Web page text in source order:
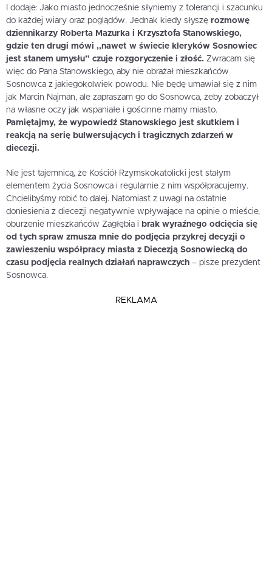
I dodaje: Jako miasto jednocześnie słyniemy z tolerancji i szacunku
do każdej wiary oraz poglądów. Jednak kiedy słyszę rozmowę
dziennikarzy Roberta Mazurka i Krzysztofa Stanowskiego,
gdzie ten drugi mówi ,,nawet w świecie kleryków Sosnowiec
jest stanem umysłu” czuje rozgoryczenie i złość. Zwracam się
więc do Pana Stanowskiego, aby nie obrażał mieszkańców
Sosnowca z jakiegokolwiek powodu. Nie będę umawiał się z nim
jak Marcin Najman, ale zapraszam go do Sosnowca, żeby zobaczył
na własne oczy jak wspaniałe i gościnne mamy miasto.
Pamiętajmy, że wypowiedź Stanowskiego jest skutkiem i
reakcją na serię bulwersujących i tragicznych zdarzeń w
diecezji.
Nie jest tajemnicą, że Kościół Rzymskokatolicki jest stałym
elementem życia Sosnowca i regularnie z nim współpracujemy.
Chcielibyśmy robić to dalej. Natomiast z uwagi na ostatnie
doniesienia z diecezji negatywnie wpływające na opinie o mieście,
oburzenie mieszkańców Zagłębia i brak wyraźnego odcięcia się
od tych spraw zmusza mnie do podjęcia przykrej decyzji o
zawieszeniu współpracy miasta z Diecezją Sosnowiecką do
czasu podjęcia realnych działań naprawczych – pisze prezydent
Sosnowca.
REKLAMA